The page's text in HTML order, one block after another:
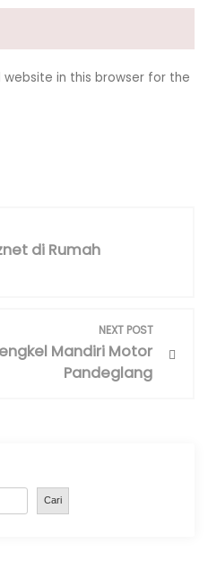
website in this browser for the
di Rumah
NEXT POST
Mandiri Motor
Pandeglang
Cari